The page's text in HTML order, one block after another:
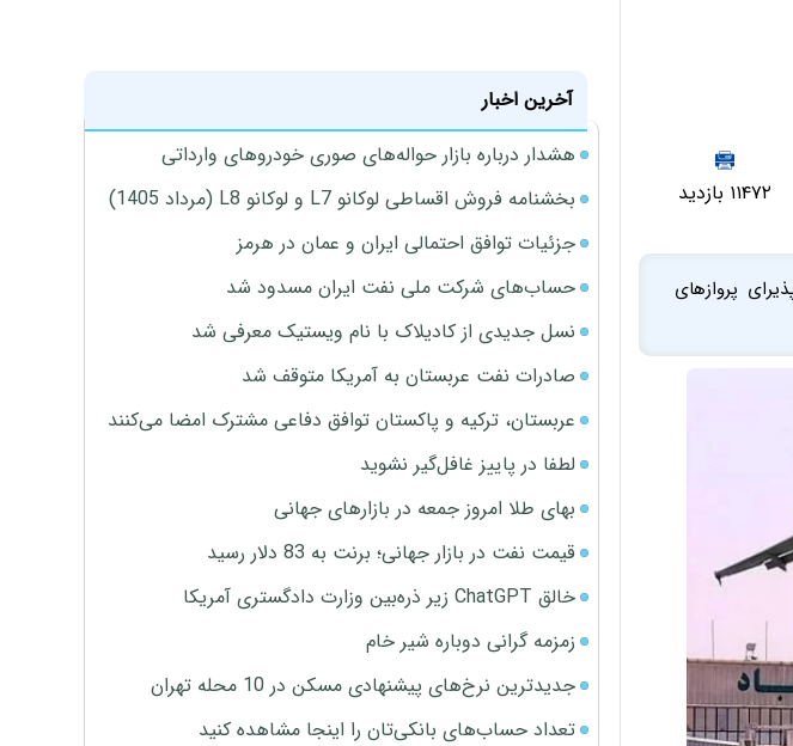
۱۱۴۷۲ بازدید
5 صبح روز جمعه فقط پذیرای پروازهای
آخرین اخبار
هشدار درباره بازار حواله‌های صوری خودروهای وارداتی
بخشنامه فروش اقساطی لوکانو L7 و لوکانو L8 (مرداد 1405)
جزئیات توافق احتمالی ایران و عمان در هرمز
حساب‌های شرکت ملی نفت ایران مسدود شد
نسل جدیدی از کادیلاک با نام ویستیک معرفی شد
صادرات نفت عربستان به آمریکا متوقف شد
عربستان، ترکیه و پاکستان توافق دفاعی مشترک امضا می‌کنند
لطفا در پاییز غافل‌گیر نشوید
بهای طلا امروز جمعه در بازارهای جهانی
قیمت نفت در بازار جهانی؛ برنت به 83 دلار رسید
خالق ChatGPT زیر ذره‌بین وزارت دادگستری آمریکا
زمزمه گرانی دوباره شیر خام
جدیدترین نرخ‌های پیشنهادی مسکن در 10 محله تهران
تعداد حساب‌های بانکی‌تان را اینجا مشاهده کنید